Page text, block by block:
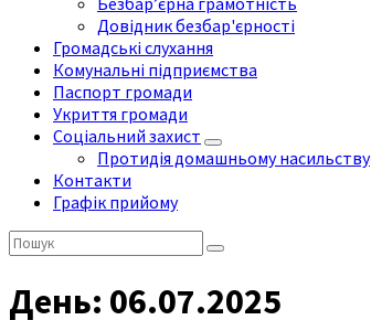
Довідник безбар'єрності
Громадські слухання
Комунальні підприємства
Паспорт громади
Укриття громади
Соціальний захист
Протидія домашньому насильству
Контакти
Графік прийому
Пошук:
День: 06.07.2025